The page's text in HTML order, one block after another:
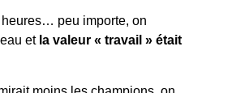
heures… peu importe, on
et la valeur « travail » était